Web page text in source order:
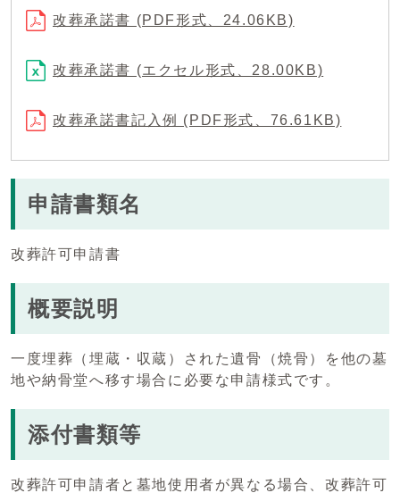
改葬承諾書 (PDF形式、24.06KB)
改葬承諾書 (エクセル形式、28.00KB)
改葬承諾書記入例 (PDF形式、76.61KB)
申請書類名
改葬許可申請書
概要説明
一度埋葬（埋蔵・収蔵）された遺骨（焼骨）を他の墓
地や納骨堂へ移す場合に必要な申請様式です。
添付書類等
改葬許可申請者と墓地使用者が異なる場合、改葬許可